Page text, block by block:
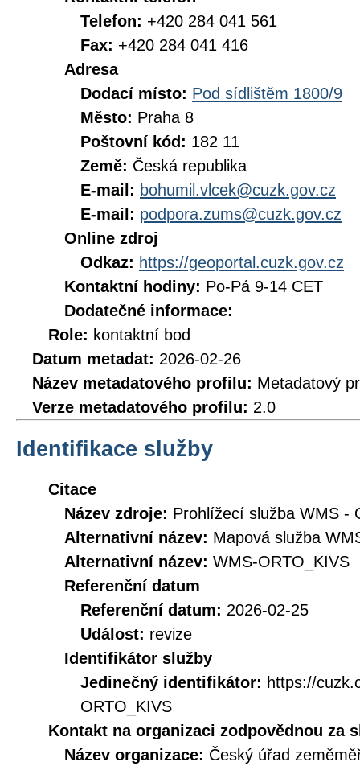
Telefon: +420 284 041 561
Fax: +420 284 041 416
Adresa
Dodací místo: Pod sídlištěm 1800/9
Město: Praha 8
Poštovní kód: 182 11
Země: Česká republika
E-mail: bohumil.vlcek@cuzk.gov.cz
E-mail: podpora.zums@cuzk.gov.cz
Online zdroj
Odkaz: https://geoportal.cuzk.gov.cz
Kontaktní hodiny: Po-Pá 9-14 CET
Dodatečné informace:
Role: kontaktní bod
Datum metadat: 2026-02-26
Název metadatového profilu: Metadatový
Verze metadatového profilu: 2.0
Identifikace služby
Citace
Název zdroje: Prohlížecí služba WMS -
Alternativní název: Mapová služba
Alternativní název: WMS-ORTO_KIVS
Referenční datum
Referenční datum: 2026-02-25
Událost: revize
Identifikátor služby
Jedinečný identifikátor: https://
ORTO_KIVS
Kontakt na organizaci zodpovědnou za
Název organizace: Český úřad